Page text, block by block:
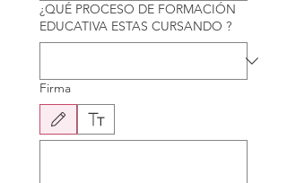
¿QUÉ PROCESO DE FORMACIÓN
EDUCATIVA ESTAS CURSANDO ?
Firma
Modo de dibujo seleccionado. Para dibujar, necesitas un